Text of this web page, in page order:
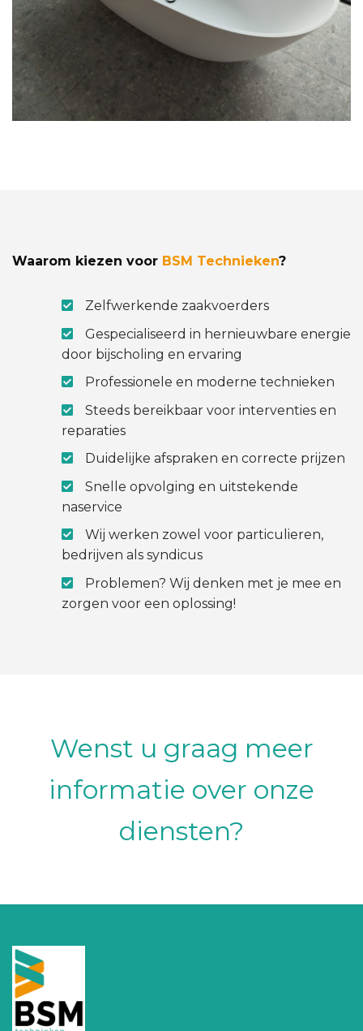
Waarom kiezen voor BSM Technieken?
Zelfwerkende zaakvoerders
Gespecialiseerd in hernieuwbare energie
door bijscholing en ervaring
Professionele en moderne technieken
Steeds bereikbaar voor interventies en
reparaties
Duidelijke afspraken en correcte prijzen
Snelle opvolging en uitstekende
naservice
Wij werken zowel voor particulieren,
bedrijven als syndicus
Problemen? Wij denken met je mee en
zorgen voor een oplossing!
Wenst u graag meer
informatie over onze
diensten?